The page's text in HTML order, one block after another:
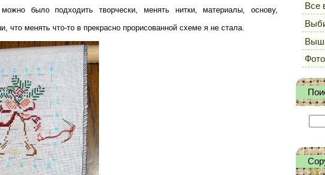
было подходить творчески, менять нитки, материалы, основу,
что менять что-то в прекрасно прорисованной схеме я не стала.
Все